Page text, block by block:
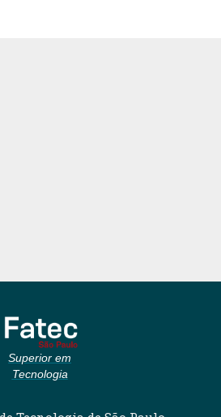
Superior em
Tecnologia